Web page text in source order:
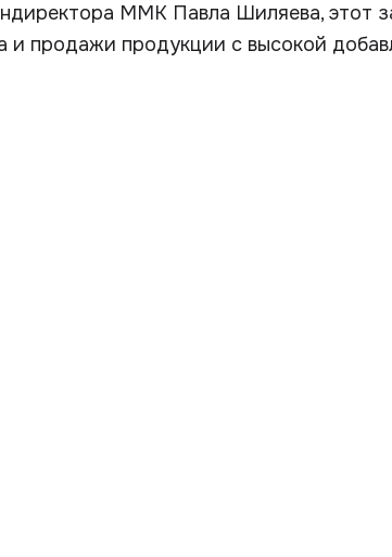
ММК Павла Шиляева, этот
и продажи продукции с высокой